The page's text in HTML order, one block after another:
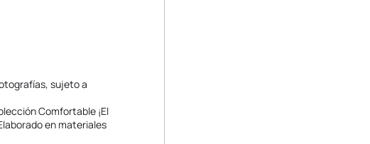
sujeto a
Comfortable ¡El
en materiales